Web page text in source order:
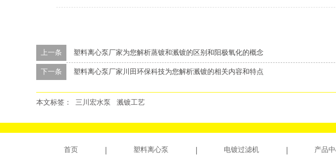
上一条 塑料离心泵厂家为您解析蒸镀和溅镀的区别和阳极氧化的概念
下一条 塑料离心泵厂家川田环保科技为您解析溅镀的相关内容和特点
本文标签： 三川宏水泵 溅镀工艺
首页 塑料离心泵 电镀过滤机 产品